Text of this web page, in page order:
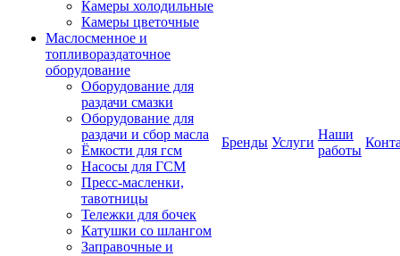
Камеры холодильные
Камеры цветочные
Маслосменное и
топливораздаточное
оборудование
Оборудование для
раздачи смазки
Оборудование для
раздачи и сбор масла
Ёмкости для гсм
Насосы для ГСМ
Пресс-масленки,
тавотницы
Тележки для бочек
Катушки со шлангом
Заправочные и
Бренды Услуги
Наши
работы